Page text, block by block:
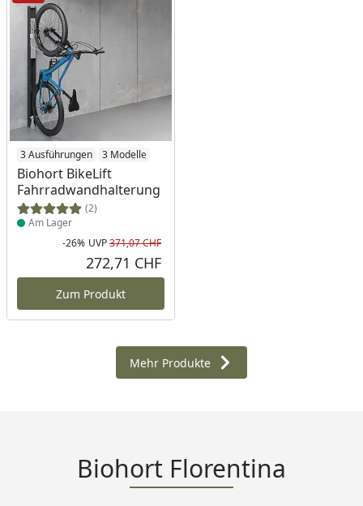
3 Ausführungen 3 Modelle
Biohort BikeLift
Fahrradwandhalterung
(2)
Produkt am Lager
Am Lager
Rabatt in Prozent
-26%
Ursprünglicher Preis
UVP371,07 CHF
272,71 CHF
Zum Produkt
Mehr Produkte
Biohort Florentina